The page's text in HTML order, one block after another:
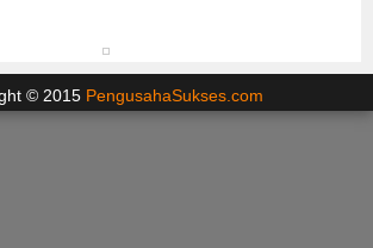
© 2015 PengusahaSukses.com